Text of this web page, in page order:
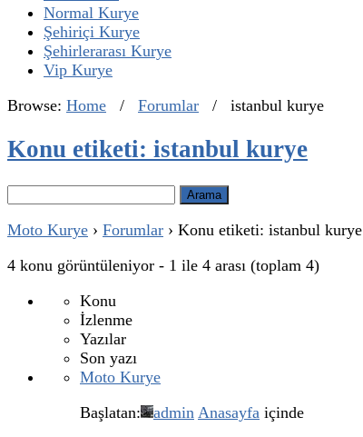
Normal Kurye
Şehiriçi Kurye
Şehirlerarası Kurye
Vip Kurye
Browse: Home / Forumlar / istanbul kurye
Konu etiketi: istanbul kurye
Arama:
Moto Kurye › Forumlar › Konu etiketi: istanbul kurye
4 konu görüntüleniyor - 1 ile 4 arası (toplam 4)
Konu
İzlenme
Yazılar
Son yazı
Moto Kurye
Başlatan:
admin Anasayfa içinde